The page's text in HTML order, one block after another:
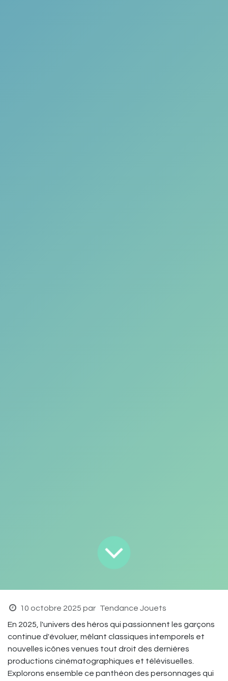
10 octobre 2025 par Tendance Jouets
En 2025, l'univers des héros qui passionnent les garçons
continue d'évoluer, mêlant classiques intemporels et
nouvelles icônes venues tout droit des dernières
productions cinématographiques et télévisuelles.
Explorons ensemble ce panthéon des personnages qui